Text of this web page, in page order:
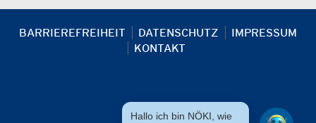
BARRIEREFREIHEIT DATENSCHUTZ
IMPRESSUM
KONTAKT
Hallo ich bin NÖKI, wie